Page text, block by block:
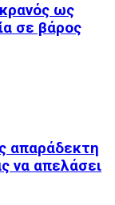
ως
σε βάρος
απαράδεκτη
να απελάσει